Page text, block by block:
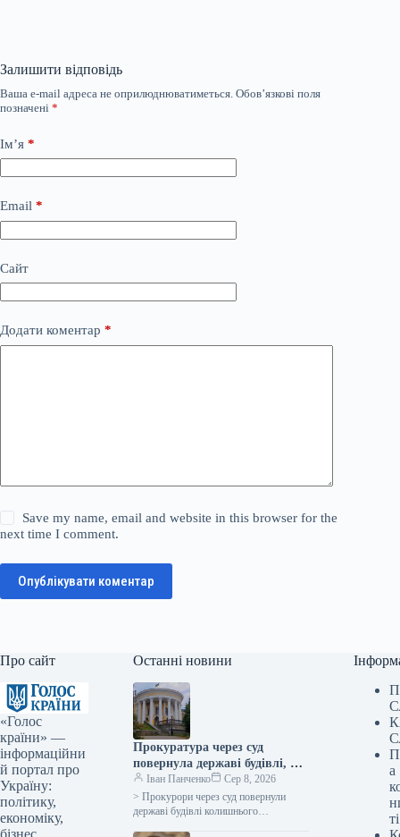
Залишити відповідь
Ваша e-mail адреса не оприлюднюватиметься. Обов’язкові поля
позначені *
Ім’я *
Email *
Сайт
Додати коментар *
Save my name, email and website in this browser for the
next time I comment.
Опублікувати коментар
Про сайт
«Голос
країни» —
інформаційни
й портал про
Україну:
політику,
економіку,
Останні новини
Прокуратура через суд
повернула державі будівлі, які
раніше належали Жовтневому
палацу.
Іван Панченко
Сер 8, 2026
> Прокурори через суд повернули
державі будівлі колишнього
а
ті